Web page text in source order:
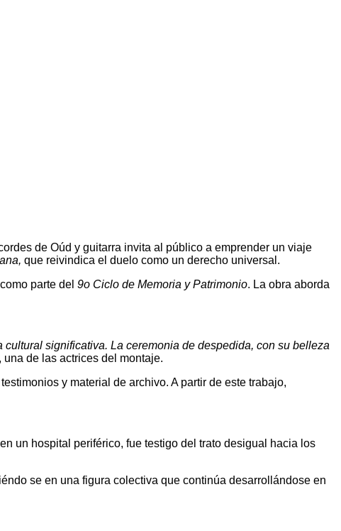
de Oúd y guitarra invita al público a emprender un viaje
que reivindica el duelo como un derecho universal.
como parte del 9o Ciclo de Memoria y Patrimonio. La obra aborda
significativa. La ceremonia de despedida, con su belleza
, una de las actrices del montaje.
y material de archivo. A partir de este trabajo,
un hospital periférico, fue testigo del trato desigual hacia los
se en una figura colectiva que continúa desarrollándose en